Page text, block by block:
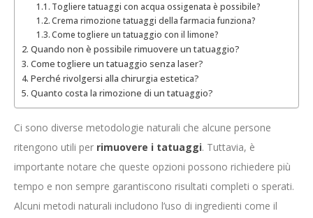
Togliere tatuaggi con acqua ossigenata è possibile?
Crema rimozione tatuaggi della farmacia funziona?
Come togliere un tatuaggio con il limone?
Quando non è possibile rimuovere un tatuaggio?
Come togliere un tatuaggio senza laser?
Perché rivolgersi alla chirurgia estetica?
Quanto costa la rimozione di un tatuaggio?
Ci sono diverse metodologie naturali che alcune persone
ritengono utili per rimuovere i tatuaggi. Tuttavia, è
importante notare che queste opzioni possono richiedere più
tempo e non sempre garantiscono risultati completi o sperati.
Alcuni metodi naturali includono l’uso di ingredienti come il